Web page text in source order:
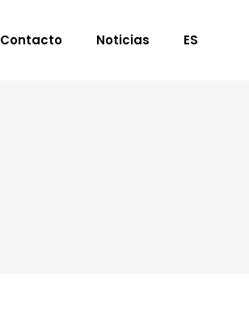
Contacto Noticias ES